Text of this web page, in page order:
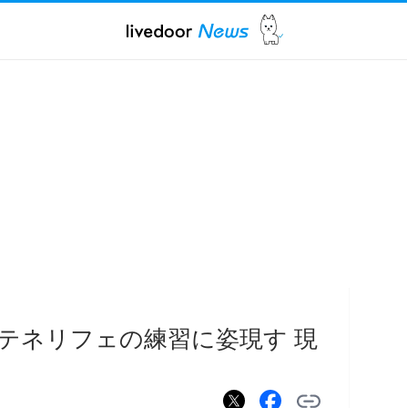
ネリフェの練習に姿現す 現